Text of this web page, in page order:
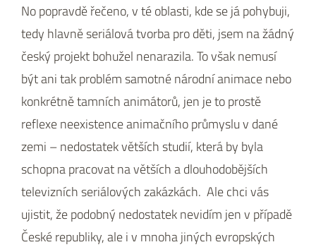
No popravdě řečeno, v té oblasti, kde se já pohybuji,
tedy hlavně seriálová tvorba pro děti, jsem na žádný
český projekt bohužel nenarazila. To však nemusí
být ani tak problém samotné národní animace nebo
konkrétně tamních animátorů, jen je to prostě
reflexe neexistence animačního průmyslu v dané
zemi – nedostatek větších studií, která by byla
schopna pracovat na větších a dlouhodobějších
televizních seriálových zakázkách. Ale chci vás
ujistit, že podobný nedostatek nevidím jen v případě
České republiky, ale i v mnoha jiných evropských